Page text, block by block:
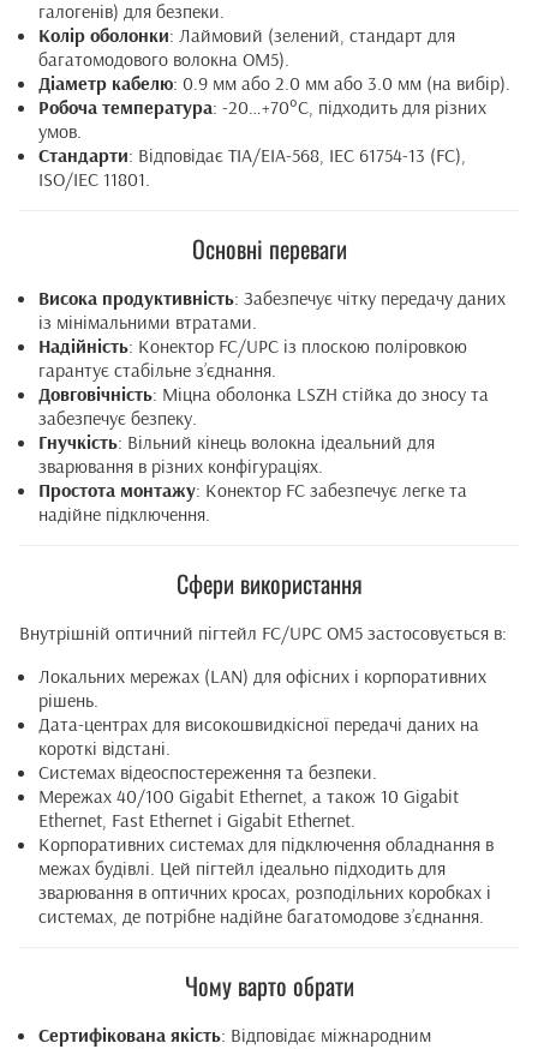
галогенів) для безпеки.
Колір оболонки: Лаймовий (зелений, стандарт для
багатомодового волокна OM5).
Діаметр кабелю: 0.9 мм або 2.0 мм або 3.0 мм (на вибір).
Робоча температура: -20…+70°C, підходить для різних
умов.
Стандарти: Відповідає TIA/EIA-568, IEC 61754-13 (FC),
ISO/IEC 11801.
Основні переваги
Висока продуктивність: Забезпечує чітку передачу даних
із мінімальними втратами.
Надійність: Конектор FC/UPC із плоскою поліровкою
гарантує стабільне з’єднання.
Довговічність: Міцна оболонка LSZH стійка до зносу та
забезпечує безпеку.
Гнучкість: Вільний кінець волокна ідеальний для
зварювання в різних конфігураціях.
Простота монтажу: Конектор FC забезпечує легке та
надійне підключення.
Сфери використання
Внутрішній оптичний пігтейл FC/UPC OM5 застосовується в:
Локальних мережах (LAN) для офісних і корпоративних
рішень.
Дата-центрах для високошвидкісної передачі даних на
короткі відстані.
Системах відеоспостереження та безпеки.
Мережах 40/100 Gigabit Ethernet, а також 10 Gigabit
Ethernet, Fast Ethernet і Gigabit Ethernet.
Корпоративних системах для підключення обладнання в
межах будівлі. Цей пігтейл ідеально підходить для
зварювання в оптичних кросах, розподільних коробках і
системах, де потрібне надійне багатомодове з’єднання.
Чому варто обрати
Сертифікована якість: Відповідає міжнародним